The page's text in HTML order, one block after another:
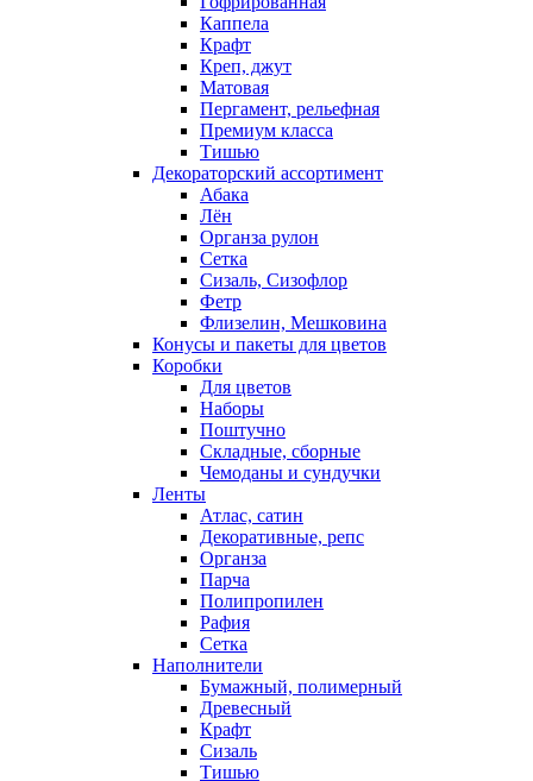
Каппела
Крафт
Креп, джут
Матовая
Пергамент, рельефная
Премиум класса
Тишью
Декораторский ассортимент
Абака
Лён
Органза рулон
Сетка
Сизаль, Сизофлор
Фетр
Флизелин, Мешковина
Конусы и пакеты для цветов
Коробки
Для цветов
Наборы
Поштучно
Складные, сборные
Чемоданы и сундучки
Ленты
Атлас, сатин
Декоративные, репс
Органза
Парча
Полипропилен
Рафия
Сетка
Наполнители
Бумажный, полимерный
Древесный
Крафт
Сизаль
Тишью